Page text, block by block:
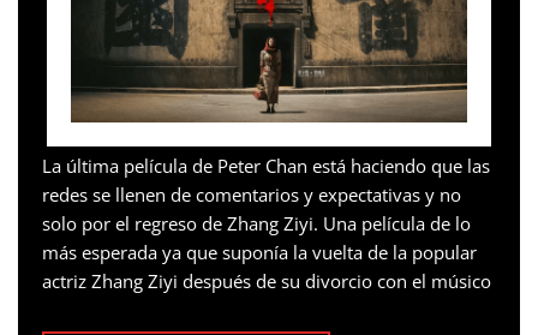
La última película de Peter Chan está haciendo que las
redes se llenen de comentarios y expectativas y no
solo por el regreso de Zhang Ziyi. Una película de lo
más esperada ya que suponía la vuelta de la popular
actriz Zhang Ziyi después de su divorcio con el músico